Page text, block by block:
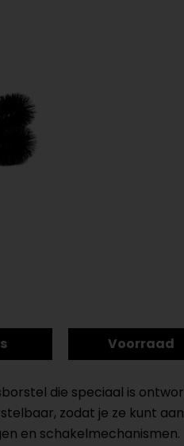
Voorraad
die speciaal is
zodat je ze kunt
en schakelmechanismen.